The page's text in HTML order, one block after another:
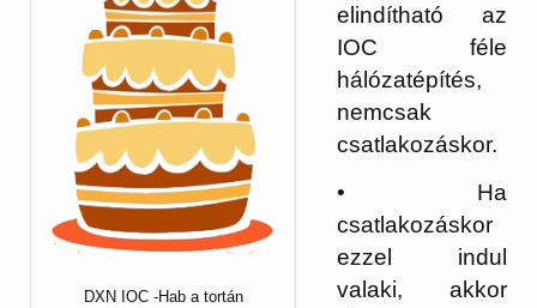
DXN IOC -Hab a tortán
elindítható az
IOC féle
hálózatépítés,
nemcsak
csatlakozáskor.
• Ha
csatlakozáskor
ezzel indul
valaki, akkor